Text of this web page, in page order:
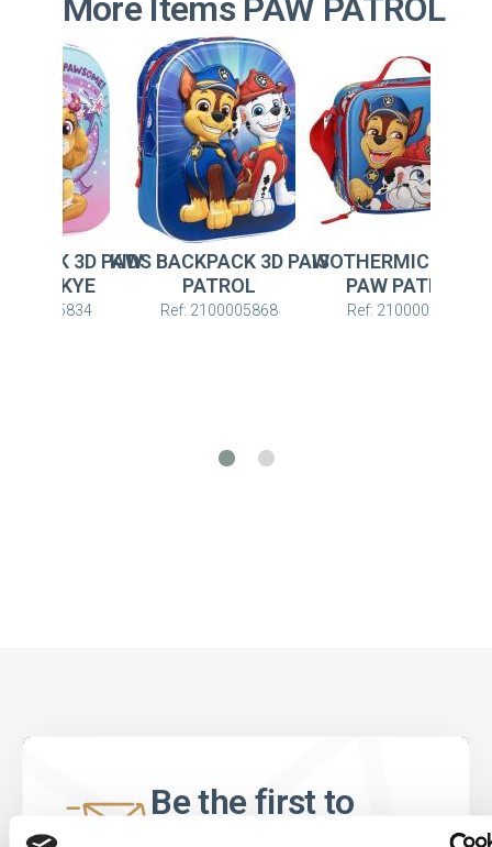
More Items PAW PATROL
3D PAW
2100005868
ISOTHERMIC BAG 3D
PAW PATROL
Ref: 2100006599
KIDS BACKPACK 3D
PATROL SKYE
Ref: 2100005834
Be the first to